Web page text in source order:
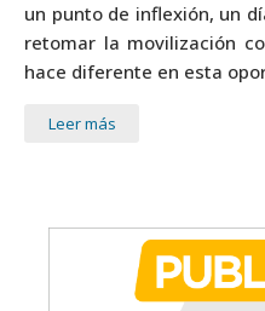
un punto de inflexión, un
retomar la movilización
hace diferente en esta
Leer más